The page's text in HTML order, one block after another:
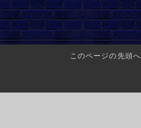
このページの先頭へ